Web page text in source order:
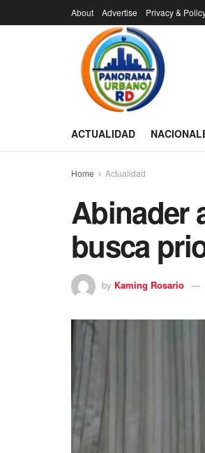
About Advertise Privacy &
ACTUALIDAD
Home Actualidad
Abinader
busca
by Kaming Rosario